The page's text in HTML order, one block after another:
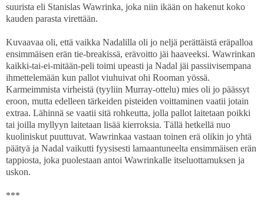
suurista eli Stanislas Wawrinka, joka niin ikään on hakenut koko
kauden parasta virettään.
Kuvaavaa oli, että vaikka Nadalilla oli jo neljä perättäistä eräpalloa
ensimmäisen erän tie-breakissä, erävoitto jäi haaveeksi. Wawrinkan
kaikki-tai-ei-mitään-peli toimi upeasti ja Nadal jäi passiivisempana
ihmettelemään kun pallot viuhuivat ohi Rooman yössä.
Karmeimmista virheistä (tyyliin Murray-ottelu) mies oli jo päässyt
eroon, mutta edelleen tärkeiden pisteiden voittaminen vaatii jotain
extraa. Lähinnä se vaatii sitä rohkeutta, jolla pallot laitetaan poikki
tai joilla myllyyn laitetaan lisää kierroksia. Tällä hetkellä nuo
kuoliniskut puuttuvat. Wawrinkaa vastaan toinen erä olikin jo yhtä
päätyä ja Nadal vaikutti fyysisesti lamaantuneelta ensimmäisen erän
tappiosta, joka puolestaan antoi Wawrinkalle itseluottamuksen ja
uskon.
***